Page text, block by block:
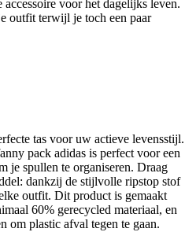
accessoire voor het dagelijks leven.
outfit terwijl je toch een paar
tas voor uw actieve levensstijl.
pack adidas is perfect voor een
je spullen te organiseren. Draag
dankzij de stijlvolle ripstop stof
outfit. Dit product is gemaakt
60% gerecycled materiaal, en
om plastic afval tegen te gaan.